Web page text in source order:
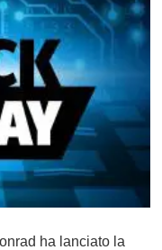
ha lanciato la